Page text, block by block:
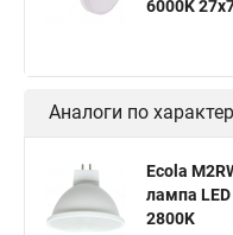
6000K
Аналоги по
Ecola
лампа LED
2800K